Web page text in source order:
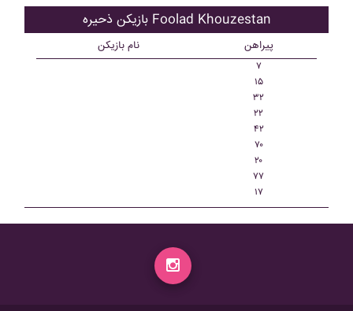
بازیکن ذحیره Foolad Khouzestan
نام بازیکن پیراهن
۷
۱۵
۳۲
۲۲
۴۲
۷۰
۲۰
۷۷
۱۷